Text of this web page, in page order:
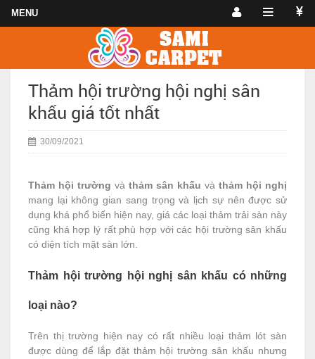
Thảm hội trường hội nghị sân
khấu giá tốt nhất
30/09/2021
Thảm hội trường và thảm sân khấu và thảm hội nghị
mang lại không gian sang trọng và lịch sự nên được sử
dụng khá phổ biến hiện nay, giá các loại thảm trải sàn này
cũng khá hợp lý rất phù hợp với các hội trường sân khấu
có diện tích mặt sàn lớn.
Thảm hội trường hội nghị sân khấu có những
loại nào?
Trên thị trường hiện nay có rất nhiều loại thảm lót sàn
được dùng để lắp đặt thảm hội trường sân khấu nhưng